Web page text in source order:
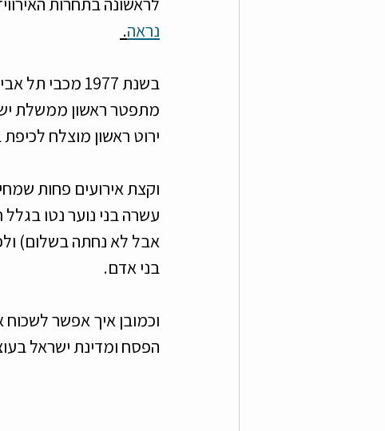
נראה.
בשנת 1977
ירוט ראשון מוצלח
בני אדם.
הפסח ומדינת ישראל